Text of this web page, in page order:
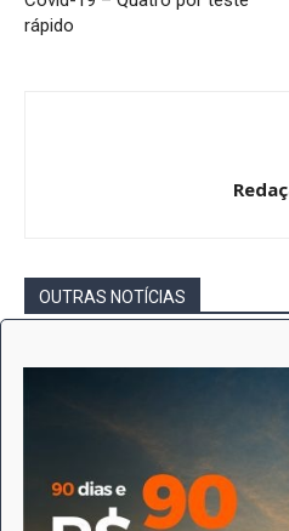
rápido
OUTRAS NOTÍCIAS
– EDER
Intimação
–
Redação 5